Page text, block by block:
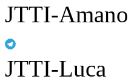
JTTI-Amano
JTTI-Luca